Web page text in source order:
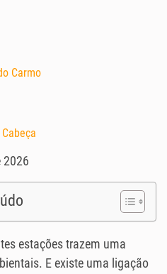
Carmo
2026
estações trazem uma
E existe uma ligação